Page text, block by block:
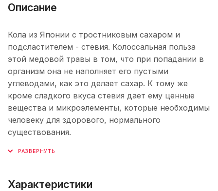
Описание
Кола из Японии с тростниковым сахаром и
подсластителем - стевия. Колоссальная польза
этой медовой травы в том, что при попадании в
организм она не наполняет его пустыми
углеводами, как это делает сахар. К тому же
кроме сладкого вкуса стевия дает ему ценные
вещества и микроэлементы, которые необходимы
человеку для здорового, нормального
существования.
Характеристики